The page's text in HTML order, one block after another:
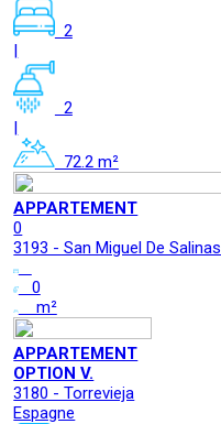
2
2
|
72.2 m²
APPARTEMENT
0
3193 - San Miguel De Salinas
0
m²
APPARTEMENT
OPTION V.
3180 - Torrevieja
Espagne